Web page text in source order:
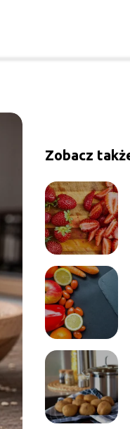
Zobacz